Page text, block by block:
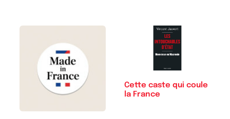
Cette caste qui coule
la France